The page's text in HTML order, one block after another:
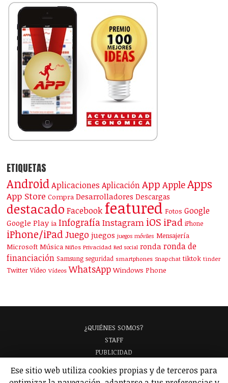
ETIQUETAS
Android Aplicaciones Aplicación App AppleApps
App Store Compra Desarrolladores Descargas
destacado Facebook featured Fotos Google
Google Play ia InfografíaInstagram iOS iPad iPhone
iPhone/iPad Juego juegos juegos móviles Mensajería
Microsoft Música Niños Privacidad Red social ronda ronda de
financiación Samsung seguridad smartphones Snapchat tiktok tinder
Twitter Vídeo Vídeos WhatsApp Windows Phone
¿QUIÉNES SOMOS?
STAFF
PUBLICIDAD
ANALIZAMOS TU APP
GLOSARIO
Ese sitio web utiliza cookies propias y de terceros para